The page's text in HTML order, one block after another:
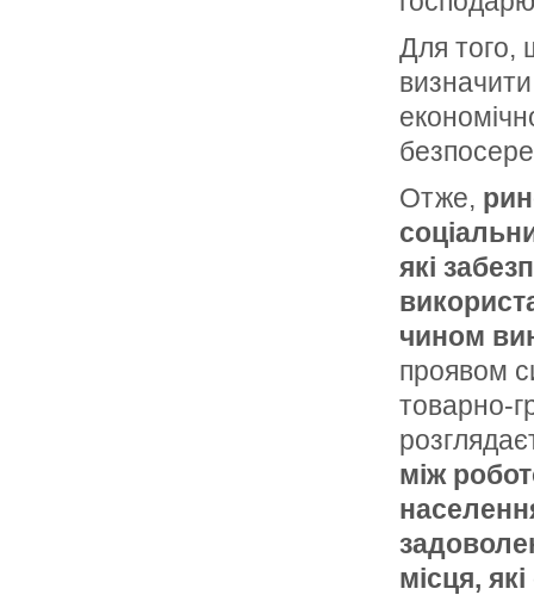
Для того,
Отже,
які
чином
проявом
товарно-
між
місця,